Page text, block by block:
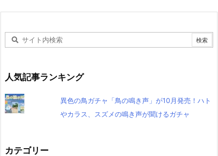
人気記事ランキング
異色の鳥ガチャ「鳥の鳴き声」が10月発売！ハト
やカラス、スズメの鳴き声が聞けるガチャ
カテゴリー